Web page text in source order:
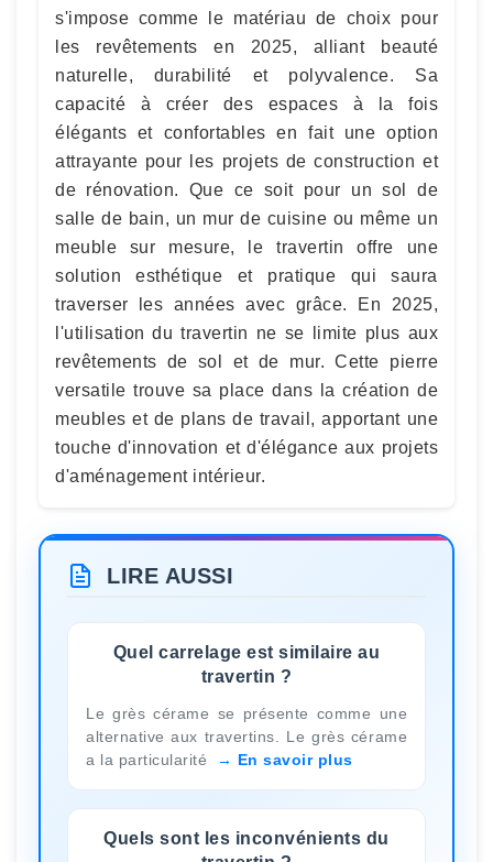
s'impose comme le matériau de choix pour
les revêtements en 2025, alliant beauté
naturelle, durabilité et polyvalence. Sa
capacité à créer des espaces à la fois
élégants et confortables en fait une option
attrayante pour les projets de construction et
de rénovation. Que ce soit pour un sol de
salle de bain, un mur de cuisine ou même un
meuble sur mesure, le travertin offre une
solution esthétique et pratique qui saura
traverser les années avec grâce. En 2025,
l'utilisation du travertin ne se limite plus aux
revêtements de sol et de mur. Cette pierre
versatile trouve sa place dans la création de
meubles et de plans de travail, apportant une
touche d'innovation et d'élégance aux projets
d'aménagement intérieur.
LIRE AUSSI
Quel carrelage est similaire au
travertin ?
Le grès cérame se présente comme une
alternative aux travertins. Le grès cérame
a la particularité
En savoir plus
Quels sont les inconvénients du